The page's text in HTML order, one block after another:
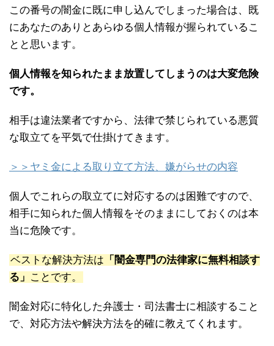
この番号の闇金に既に申し込んでしまった場合は、既
にあなたのありとあらゆる個人情報が握られているこ
とと思います。
個人情報を知られたまま放置してしまうのは大変危険
です。
相手は違法業者ですから、法律で禁じられている悪質
な取立てを平気で仕掛けてきます。
＞＞ヤミ金による取り立て方法、嫌がらせの内容
個人でこれらの取立てに対応するのは困難ですので、
相手に知られた個人情報をそのままにしておくのは本
当に危険です。
ベストな解決方法は 「闇金専門の法律家に無料相談す
る」 ことです。
闇金対応に特化した弁護士・司法書士に相談すること
で、対応方法や解決方法を的確に教えてくれます。